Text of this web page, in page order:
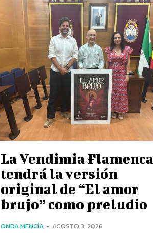
La Vendimia Flamenca
tendrá la versión
original de “El amor
brujo” como preludio
ONDA MENCÍA - AGOSTO 3, 2026